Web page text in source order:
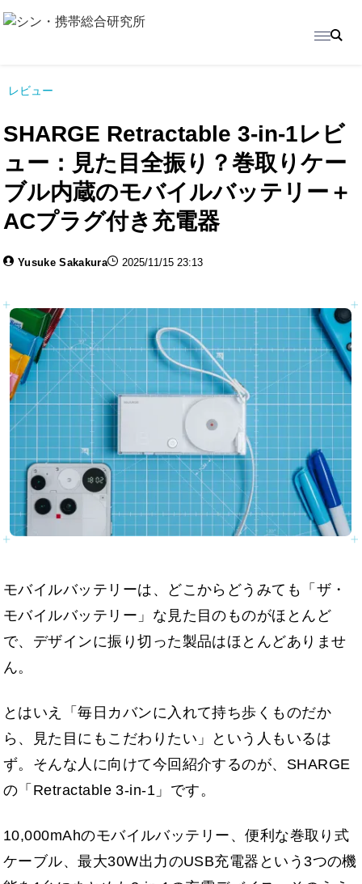
レビュー
SHARGE Retractable 3-in-1レビ
ュー：見た目全振り？巻取りケー
ブル内蔵のモバイルバッテリー＋
ACプラグ付き充電器
Yusuke Sakakura 2025/11/15 23:13
モバイルバッテリーは、どこからどうみても「ザ・
モバイルバッテリー」な見た目のものがほとんど
で、デザインに振り切った製品はほとんどありませ
ん。
とはいえ「毎日カバンに入れて持ち歩くものだか
ら、見た目にもこだわりたい」という人もいるは
ず。そんな人に向けて今回紹介するのが、SHARGE
の「Retractable 3-in-1」です。
10,000mAhのモバイルバッテリー、便利な巻取り式
ケーブル、最大30W出力のUSB充電器という3つの機